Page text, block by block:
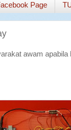
Page
awam